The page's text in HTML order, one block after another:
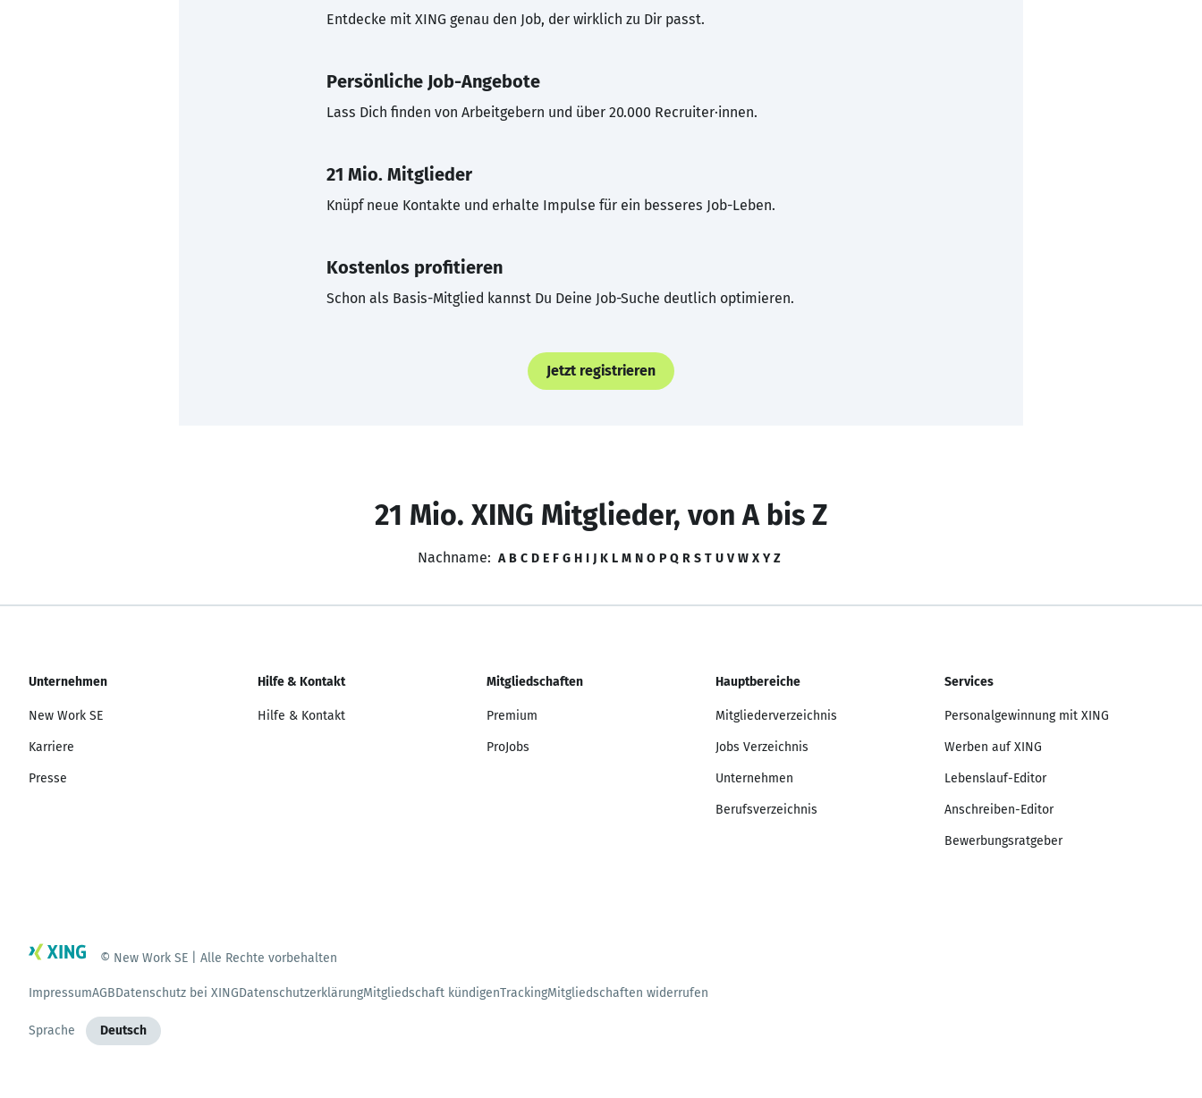
Entdecke mit XING genau den Job, der wirklich zu Dir passt.
Persönliche Job-Angebote
Lass Dich finden von Arbeitgebern und über 20.000 Recruiter·innen.
21 Mio. Mitglieder
Knüpf neue Kontakte und erhalte Impulse für ein besseres Job-Leben.
Kostenlos profitieren
Schon als Basis-Mitglied kannst Du Deine Job-Suche deutlich optimieren.
Jetzt registrieren
21 Mio. XING Mitglieder, von A bis Z
Nachname: A B C D E F G H I J K L M N O P Q R S T U V W X Y Z
Unternehmen
New Work SE
Karriere
Presse
Hilfe & Kontakt
Hilfe & Kontakt
Mitgliedschaften
Premium
ProJobs
Hauptbereiche
Mitgliederverzeichnis
Jobs Verzeichnis
Unternehmen
Berufsverzeichnis
Services
Personalgewinnung mit XING
Werben auf XING
Lebenslauf-Editor
Anschreiben-Editor
Bewerbungsratgeber
© New Work SE | Alle Rechte vorbehalten
ImpressumAGBDatenschutz bei XINGDatenschutzerklärungMitgliedschaft kündigenTrackingMitgliedschaften widerrufen
Sprache Deutsch